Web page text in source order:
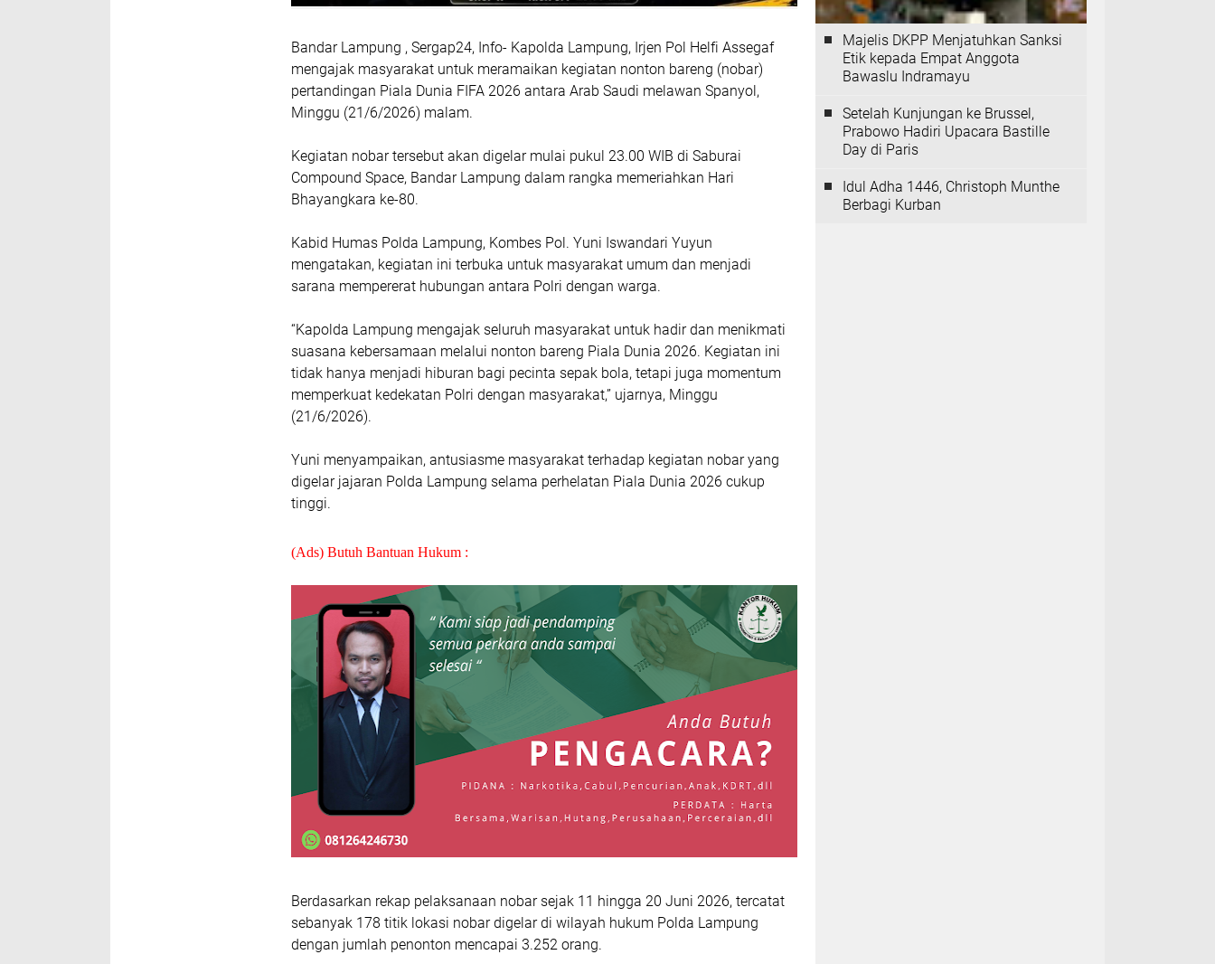
Bandar Lampung , Sergap24, Info- Kapolda Lampung, Irjen Pol Helfi Assegaf
mengajak masyarakat untuk meramaikan kegiatan nonton bareng (nobar)
pertandingan Piala Dunia FIFA 2026 antara Arab Saudi melawan Spanyol,
Minggu (21/6/2026) malam.
Kegiatan nobar tersebut akan digelar mulai pukul 23.00 WIB di Saburai
Compound Space, Bandar Lampung dalam rangka memeriahkan Hari
Bhayangkara ke-80.
Kabid Humas Polda Lampung, Kombes Pol. Yuni Iswandari Yuyun
mengatakan, kegiatan ini terbuka untuk masyarakat umum dan menjadi
sarana mempererat hubungan antara Polri dengan warga.
“Kapolda Lampung mengajak seluruh masyarakat untuk hadir dan menikmati
suasana kebersamaan melalui nonton bareng Piala Dunia 2026. Kegiatan ini
tidak hanya menjadi hiburan bagi pecinta sepak bola, tetapi juga momentum
memperkuat kedekatan Polri dengan masyarakat,” ujarnya, Minggu
(21/6/2026).
Yuni menyampaikan, antusiasme masyarakat terhadap kegiatan nobar yang
digelar jajaran Polda Lampung selama perhelatan Piala Dunia 2026 cukup
tinggi.
(Ads) Butuh Bantuan Hukum :
Berdasarkan rekap pelaksanaan nobar sejak 11 hingga 20 Juni 2026, tercatat
sebanyak 178 titik lokasi nobar digelar di wilayah hukum Polda Lampung
dengan jumlah penonton mencapai 3.252 orang.
Majelis DKPP Menjatuhkan Sanksi
Etik kepada Empat Anggota
Bawaslu Indramayu
Setelah Kunjungan ke Brussel,
Prabowo Hadiri Upacara Bastille
Day di Paris
Idul Adha 1446, Christoph Munthe
Berbagi Kurban